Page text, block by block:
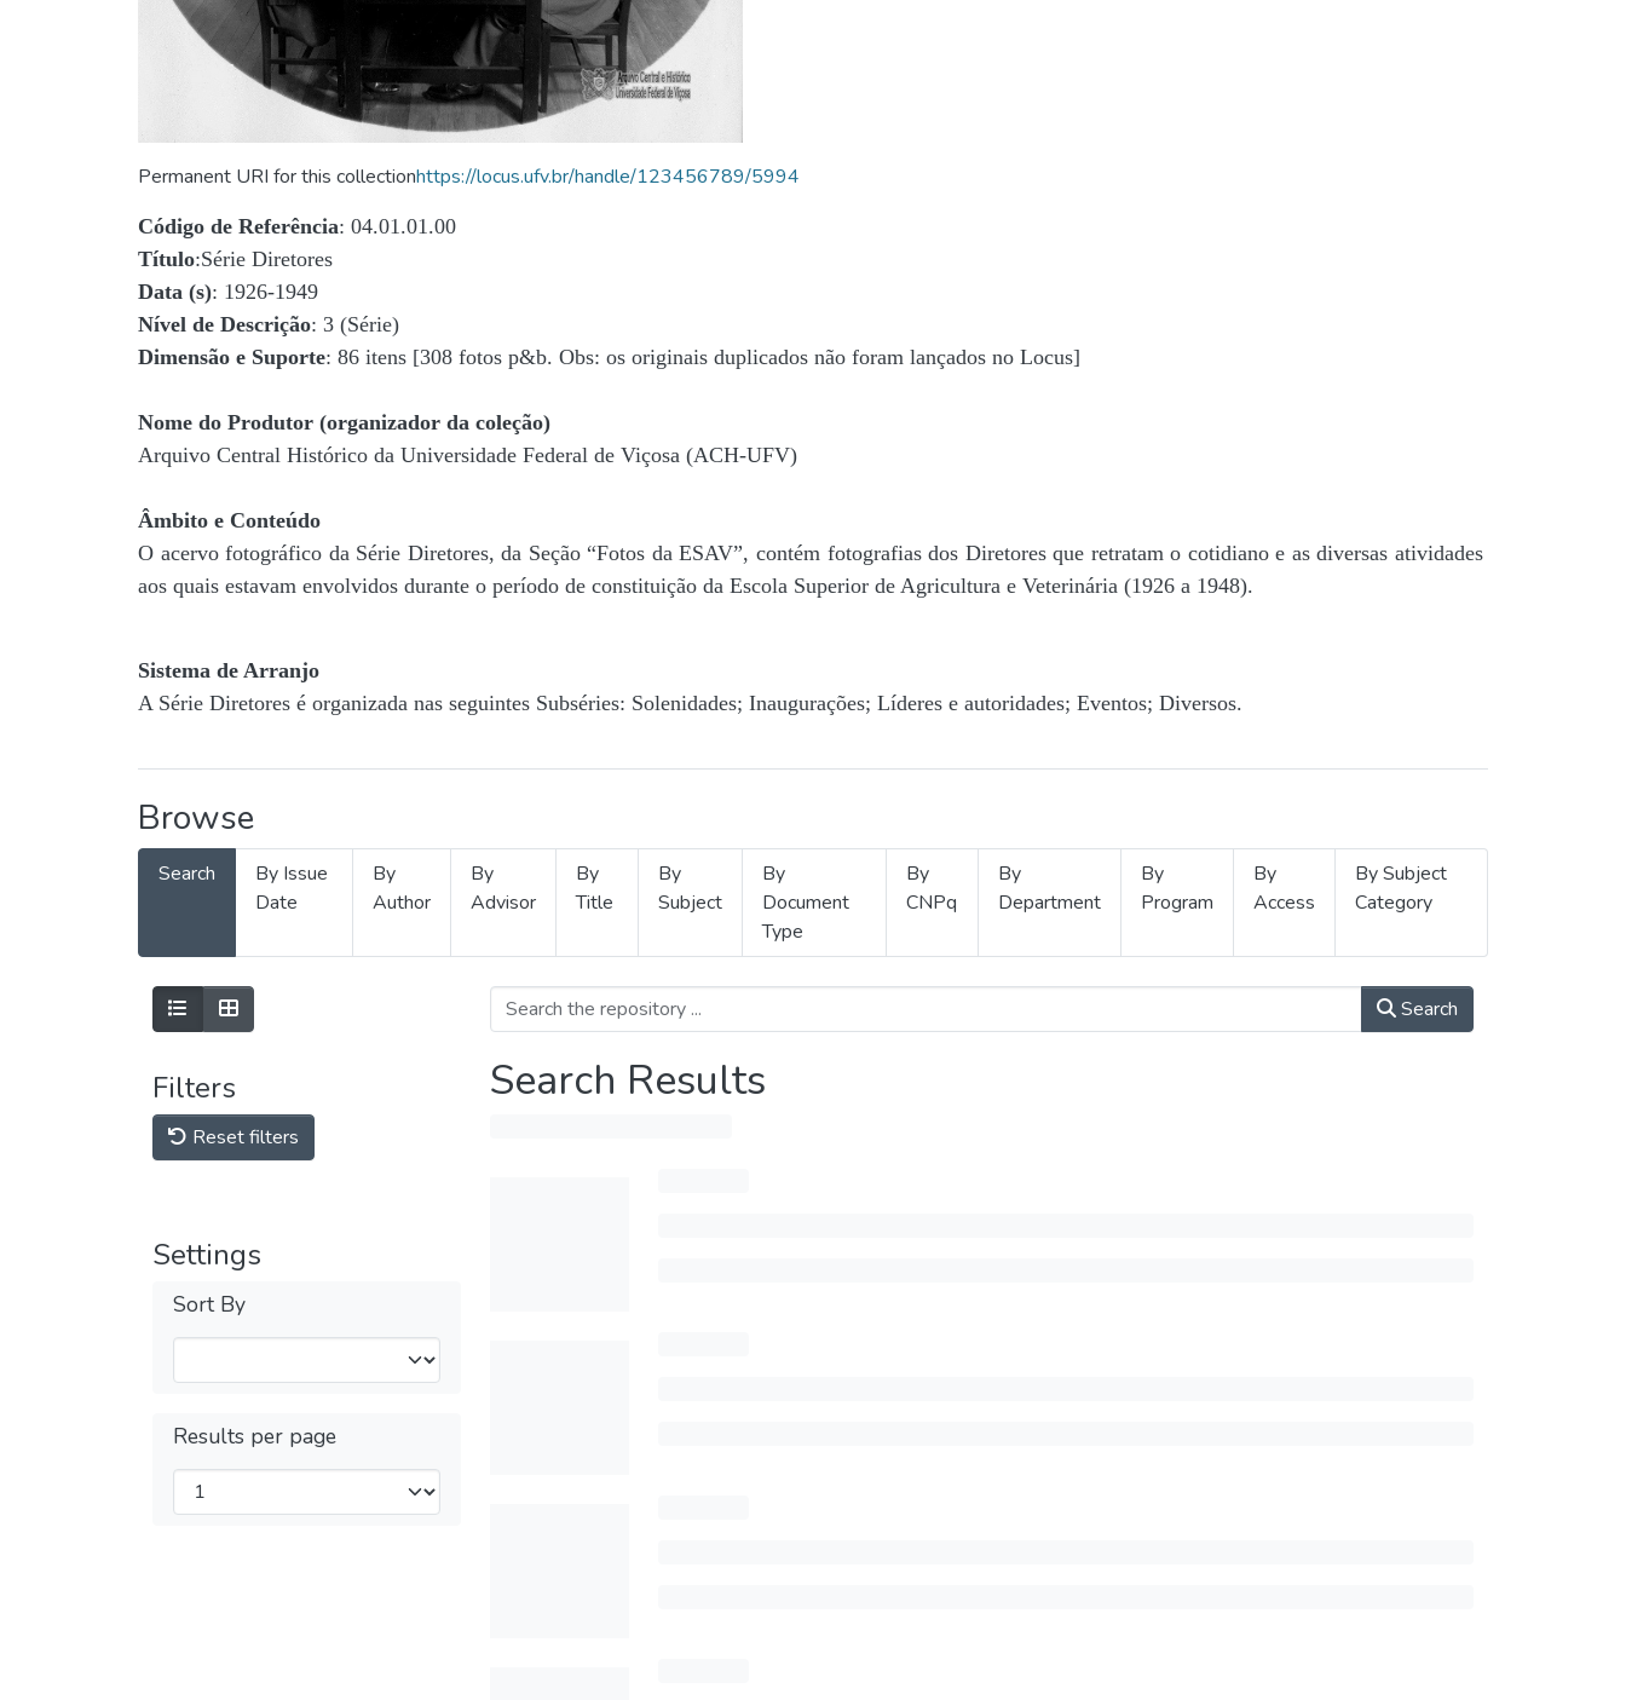
Permanent URI for this collectionhttps://locus.ufv.br/handle/123456789/5994
Código de Referência: 04.01.01.00
Título:Série Diretores
Data (s): 1926-1949
Nível de Descrição: 3 (Série)
Dimensão e Suporte: 86 itens [308 fotos p&b. Obs: os originais duplicados não foram lançados no Locus]
Nome do Produtor (organizador da coleção)
Arquivo Central Histórico da Universidade Federal de Viçosa (ACH-UFV)
Âmbito e Conteúdo
O acervo fotográfico da Série Diretores, da Seção “Fotos da ESAV”, contém fotografias dos Diretores que retratam o cotidiano e as diversas atividades
aos quais estavam envolvidos durante o período de constituição da Escola Superior de Agricultura e Veterinária (1926 a 1948).
Sistema de Arranjo
A Série Diretores é organizada nas seguintes Subséries: Solenidades; Inaugurações; Líderes e autoridades; Eventos; Diversos.
Browse
Search
By Issue
Date
By
Author
By
Advisor
By
Title
By
Subject
By
Document
Type
By
CNPq
By
Department
By
Program
By
Access
By Subject
Category
Filters
Reset filters
Settings
Sort By
Results per page
Search
Search Results